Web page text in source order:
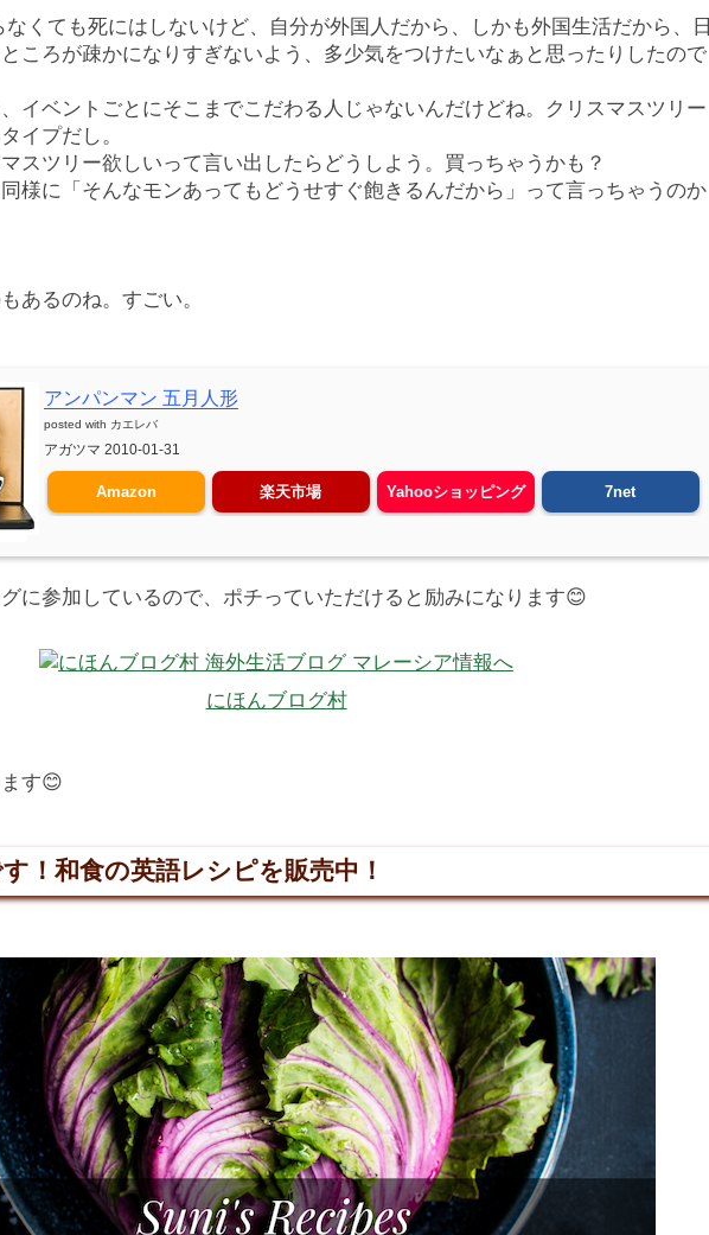
くても死にはしないけど、自分が外国人だから、しかも外国生活だから、日
ころが疎かになりすぎないよう、多少気をつけたいなぁと思ったりしたので
イベントごとにそこまでこだわる人じゃないんだけどね。クリスマスツリー
イプだし。
スツリー欲しいって言い出したらどうしよう。買っちゃうかも？
様に「そんなモンあってもどうせすぐ飽きるんだから」って言っちゃうのか
あるのね。すごい。
アンパンマン 五月人形
posted with カエレバ
アガツマ 2010-01-31
Amazon 楽天市場 Yahooショッピング 7net
に参加しているので、ポチっていただけると励みになります😊
にほんブログ村
す😊
！和食の英語レシピを販売中！